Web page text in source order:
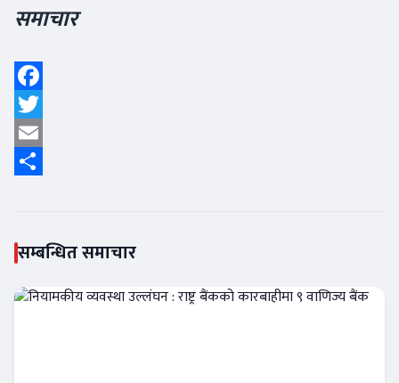
समाचार
Facebook
Twitter
Email
सम्बन्धित समाचार